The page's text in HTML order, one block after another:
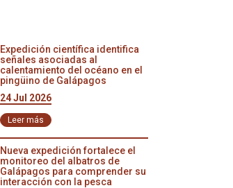
Expedición científica identifica
señales asociadas al
calentamiento del océano en el
pingüino de Galápagos
24 Jul 2026
Leer más
Nueva expedición fortalece el
monitoreo del albatros de
Galápagos para comprender su
interacción con la pesca